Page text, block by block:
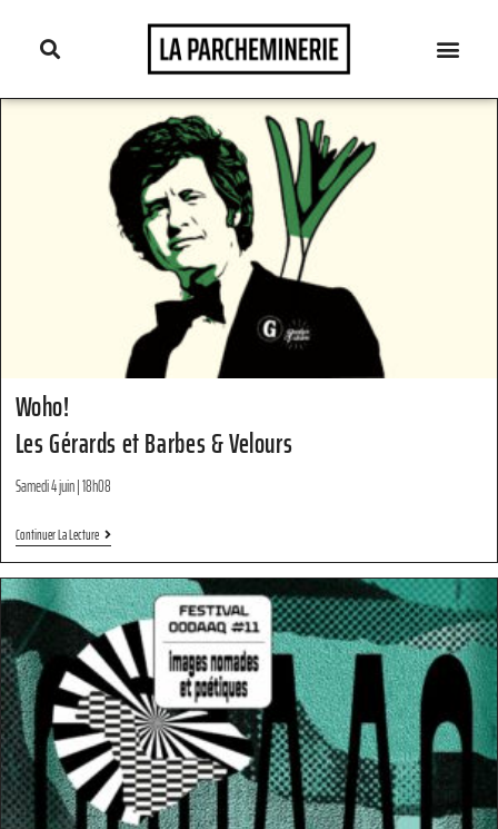
Woho!
Les Gérards et Barbes & Velours
Samedi 4 juin | 18h08
Continuer La Lecture